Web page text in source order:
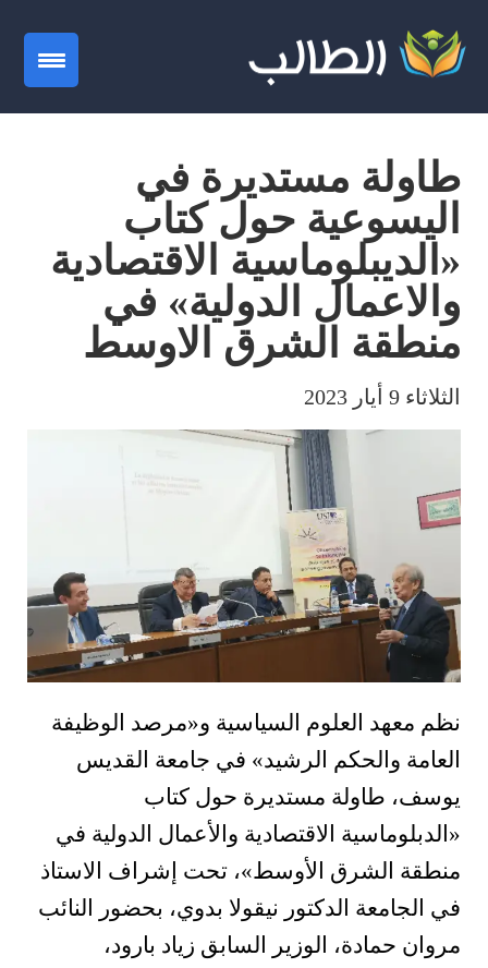
طاولة مستديرة في
اليسوعية حول كتاب
«الديبلوماسية الاقتصادية
والاعمال الدولية» في
منطقة الشرق الاوسط
الثلاثاء 9 أيار 2023
نظم معهد العلوم السياسية و«مرصد الوظيفة
العامة والحكم الرشيد» في جامعة القديس
يوسف، طاولة مستديرة حول كتاب
«الدبلوماسية الاقتصادية والأعمال الدولية في
منطقة الشرق الأوسط»، تحت إشراف الاستاذ
في الجامعة الدكتور نيقولا بدوي، بحضور النائب
مروان حمادة، الوزير السابق زياد بارود،